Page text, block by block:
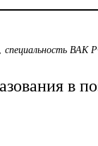
специальность ВАК
в